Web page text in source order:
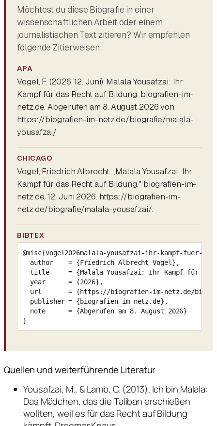
Möchtest du diese Biografie in einer
wissenschaftlichen Arbeit oder einem
journalistischen Text zitieren? Wir empfehlen
folgende Zitierweisen:
APA
Vogel, F. (2026, 12. Juni). Malala Yousafzai: Ihr
Kampf für das Recht auf Bildung. biografien-im-
netz.de. Abgerufen am 8. August 2026 von
https://biografien-im-netz.de/biografie/malala-
yousafzai/
CHICAGO
Vogel, Friedrich Albrecht. „Malala Yousafzai: Ihr
Kampf für das Recht auf Bildung." biografien-im-
netz.de. 12. Juni 2026. https://biografien-im-
netz.de/biografie/malala-yousafzai/.
BIBTEX
@misc{vogel2026malala-yousafzai-ihr-kampf-fuer-
  author    = {Friedrich Albrecht Vogel},
title     = {Malala Yousafzai: Ihr Kampf für das
  year      = {2026},
url       = {https://biografien-im-netz.de/
  publisher = {biografien-im-netz.de},
  note      = {Abgerufen am 8. August 2026}
}
Quellen und weiterführende Literatur
Yousafzai, M., & Lamb, C. (2013). Ich bin Malala:
Das Mädchen, das die Taliban erschießen
wollten, weil es für das Recht auf Bildung